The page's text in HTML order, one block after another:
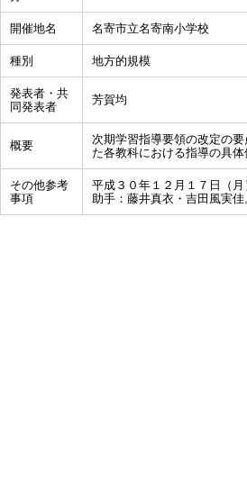
開催地名 名寄市立名寄南小学校
種別 地方的規模
発表者・共
同発表者
芳賀均
概要
次期学習指導要領の改定の
た各教科における指導の具体
その他参考
事項
平成３０年１２月１７日（月
助手：藤井真衣・吉田風実佳